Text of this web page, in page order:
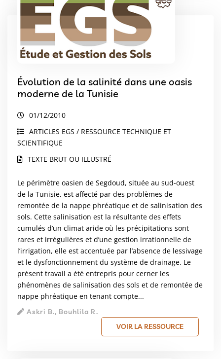
Évolution de la salinité dans une oasis
moderne de la Tunisie
01/12/2010
ARTICLES EGS / RESSOURCE TECHNIQUE ET
SCIENTIFIQUE
TEXTE BRUT OU ILLUSTRÉ
Le périmètre oasien de Segdoud, située au sud-ouest
de la Tunisie, est affecté par des problèmes de
remontée de la nappe phréatique et de salinisation des
sols. Cette salinisation est la résultante des effets
cumulés d’un climat aride où les précipitations sont
rares et irrégulières et d’une gestion irrationnelle de
l’irrigation, elle est accentuée par l’absence de lessivage
et le dysfonctionnement du système de drainage. Le
présent travail a été entrepris pour cerner les
phénomènes de salinisation des sols et de remontée de
nappe phréatique en tenant compte...
Askri B., Bouhlila R.
VOIR LA RESSOURCE